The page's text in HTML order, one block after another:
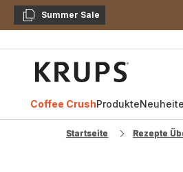
KopierenSummer Sale
Coffee CrushProdukte
Startseite Rezepte